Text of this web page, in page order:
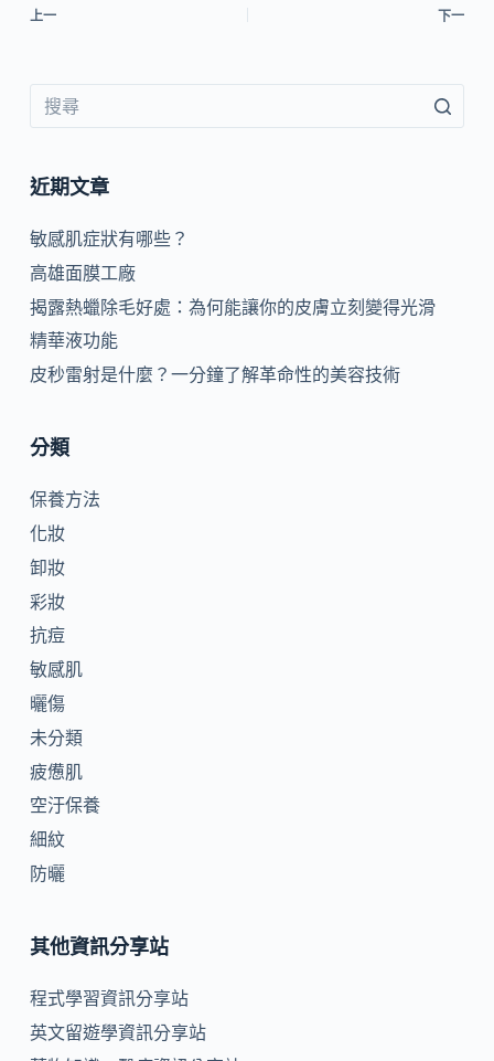
上一 下一
近期文章
敏感肌症狀有哪些？
高雄面膜工廠
揭露熱蠟除毛好處：為何能讓你的皮膚立刻變得光滑
精華液功能
皮秒雷射是什麼？一分鐘了解革命性的美容技術
分類
保養方法
化妝
卸妝
彩妝
抗痘
敏感肌
曬傷
未分類
疲憊肌
空汙保養
細紋
防曬
其他資訊分享站
程式學習資訊分享站
英文留遊學資訊分享站